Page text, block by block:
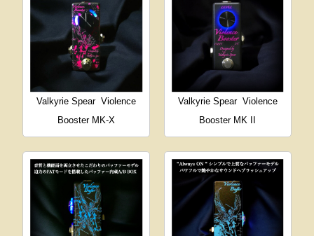
Valkyrie Spear Violence
Booster MK-X
Valkyrie Spear Violence
Booster MK II